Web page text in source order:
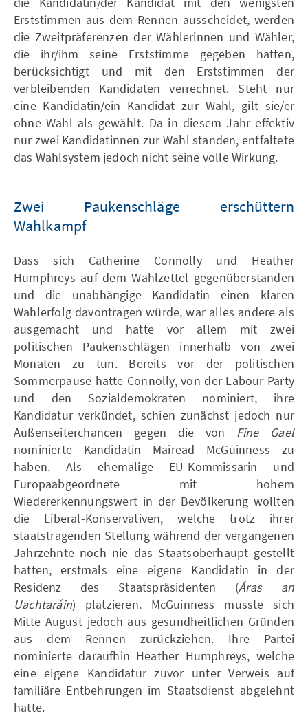
Erststimmen aus dem Rennen ausscheidet, werden
die Zweitpräferenzen der Wählerinnen und Wähler,
die ihr/ihm seine Erststimme gegeben hatten,
berücksichtigt und mit den Erststimmen der
verbleibenden Kandidaten verrechnet. Steht nur
eine Kandidatin/ein Kandidat zur Wahl, gilt sie/er
ohne Wahl als gewählt. Da in diesem Jahr effektiv
nur zwei Kandidatinnen zur Wahl standen, entfaltete
das Wahlsystem jedoch nicht seine volle Wirkung.
Zwei Paukenschläge erschüttern
Wahlkampf
Dass sich Catherine Connolly und Heather
Humphreys auf dem Wahlzettel gegenüberstanden
und die unabhängige Kandidatin einen klaren
Wahlerfolg davontragen würde, war alles andere als
ausgemacht und hatte vor allem mit zwei
politischen Paukenschlägen innerhalb von zwei
Monaten zu tun. Bereits vor der politischen
Sommerpause hatte Connolly, von der Labour Party
und den Sozialdemokraten nominiert, ihre
Kandidatur verkündet, schien zunächst jedoch nur
Außenseiterchancen gegen die von Fine Gael
nominierte Kandidatin Mairead McGuinness zu
haben. Als ehemalige EU-Kommissarin und
Europaabgeordnete mit hohem
Wiedererkennungswert in der Bevölkerung wollten
die Liberal-Konservativen, welche trotz ihrer
staatstragenden Stellung während der vergangenen
Jahrzehnte noch nie das Staatsoberhaupt gestellt
hatten, erstmals eine eigene Kandidatin in der
Residenz des Staatspräsidenten (Áras an
Uachtaráin) platzieren. McGuinness musste sich
Mitte August jedoch aus gesundheitlichen Gründen
aus dem Rennen zurückziehen. Ihre Partei
nominierte daraufhin Heather Humphreys, welche
eine eigene Kandidatur zuvor unter Verweis auf
familiäre Entbehrungen im Staatsdienst abgelehnt
hatte.